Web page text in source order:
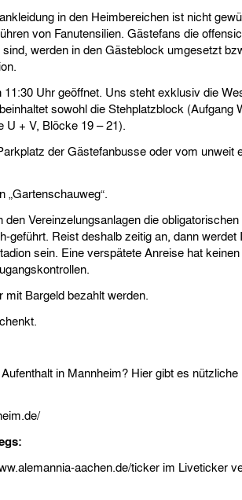
in den Heimbereichen ist nicht
von Fanutensilien. Gästefans die
werden in den Gästeblock umgesetzt
11:30 Uhr geöffnet. Uns steht exklusiv die
sowohl die Stehplatzblock (Aufgang
U + V, Blöcke 19 – 21).
der Gästefanbusse oder vom unweit
„Gartenschauweg“.
den Vereinzelungsanlagen die obligatorischen
geführt. Reist deshalb zeitig an, dann werdet
sein. Eine verspätete Anreise hat
Bargeld bezahlt werden.
in Mannheim? Hier gibt es nützliche
aachen.de/ticker im Liveticker